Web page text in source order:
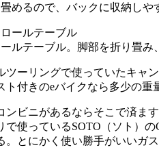
めるので、バックに収納し
ルテーブル。脚部を折り畳
ツーリングで使っていたキャ
付きのeバイクなら多少の重
ンビニがあるならそこで済ま
使っているSOTO（ソト）
とにかく使い勝手がいいガス